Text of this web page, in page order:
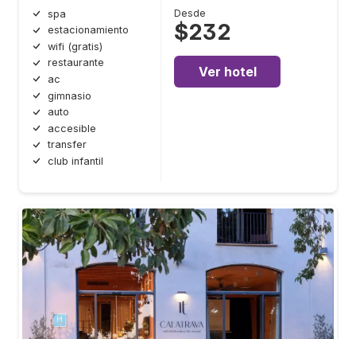
spa
estacionamiento
wifi (gratis)
restaurante
ac
gimnasio
auto
accesible
transfer
club infantil
Desde
$232
Ver hotel